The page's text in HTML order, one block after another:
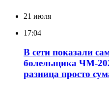
21 июля
17:04
В сети показали
болельщика ЧМ-
разница просто